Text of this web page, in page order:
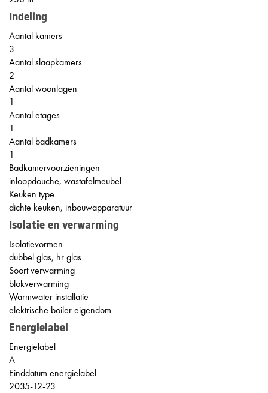
Indeling
Aantal kamers
3
Aantal slaapkamers
2
Aantal woonlagen
1
Aantal etages
1
Aantal badkamers
1
Badkamervoorzieningen
inloopdouche, wastafelmeubel
Keuken type
dichte keuken, inbouwapparatuur
Isolatie en verwarming
Isolatievormen
dubbel glas, hr glas
Soort verwarming
blokverwarming
Warmwater installatie
elektrische boiler eigendom
Energielabel
Energielabel
A
Einddatum energielabel
2035-12-23